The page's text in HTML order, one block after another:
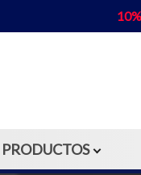
PRODUCTOS